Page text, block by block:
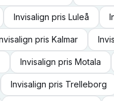
Invisalign pris Luleå
pris Kalmar
Invisalign pris Motala
Invisalign pris Trelleborg